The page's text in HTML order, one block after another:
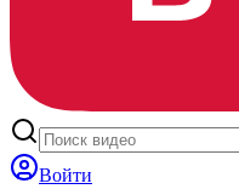
Войти